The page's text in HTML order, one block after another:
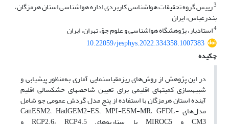
3رییس گروه تحقیقات هواشناسی کاربردی اداره هواشناسی استان هرمزگان،
بندرعباس، ایران
4استادیار، پژوهشگاه هواشناسی و علوم جوّ، تهران، ایران
10.22059/jesphys.2022.334358.1007383
چکیده
در این پژوهش از روش‌های ریزمقیاس­نمایی آماری به‌منظور پیش­یابی و
شبیه­سازی کمیت­های اقلیمی برای تعیین شاخص­های خشکسالی اقلیم
آینده استان هرمزگان با استفاده از پنج مدل گردش عمومی جو شامل
مدل‌های CanESM2، HadGEM2-ES، MPI-ESM-MR، GFDL-